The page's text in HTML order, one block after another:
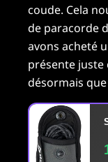
coude. Cela
de paracorde
avons acheté
présente juste
désormais